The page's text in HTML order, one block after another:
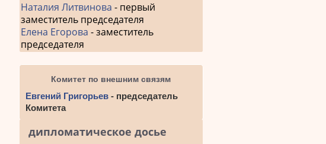
Наталия Литвинова - первый
заместитель председателя
Елена Егорова - заместитель
председателя
Комитет по внешним связям
Евгений Григорьев - председатель
Комитета
дипломатическое досье